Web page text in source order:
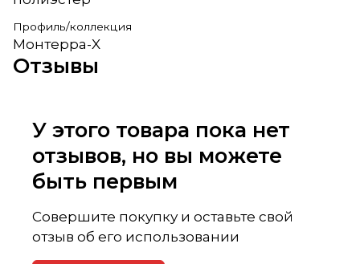
Профиль/коллекция
Монтерра-X
Отзывы
У этого товара пока нет
отзывов, но вы можете
быть первым
Совершите покупку и оставьте свой
отзыв об его использовании